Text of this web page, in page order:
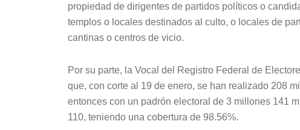
propiedad de dirigentes de partidos políticos o
templos o locales destinados al culto, o locales de
cantinas o centros de vicio.
Por su parte, la Vocal del Registro Federal de
que, con corte al 19 de enero, se han realizado 208
entonces con un padrón electoral de 3 millones 141
110, teniendo una cobertura de 98.56%.